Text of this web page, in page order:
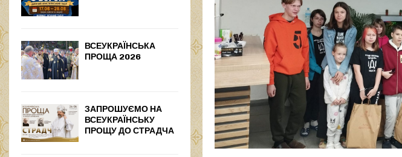
ВСЕУКРАЇНСЬКА
ПРОЩА 2026
ЗАПРОШУЄМО НА
ВСЕУКРАЇНСЬКУ
ПРОЩУ ДО СТРАДЧА